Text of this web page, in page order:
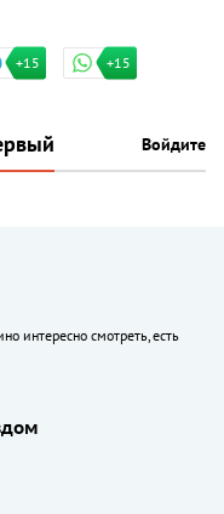
+15 +15
Войдите
интересно смотреть, есть